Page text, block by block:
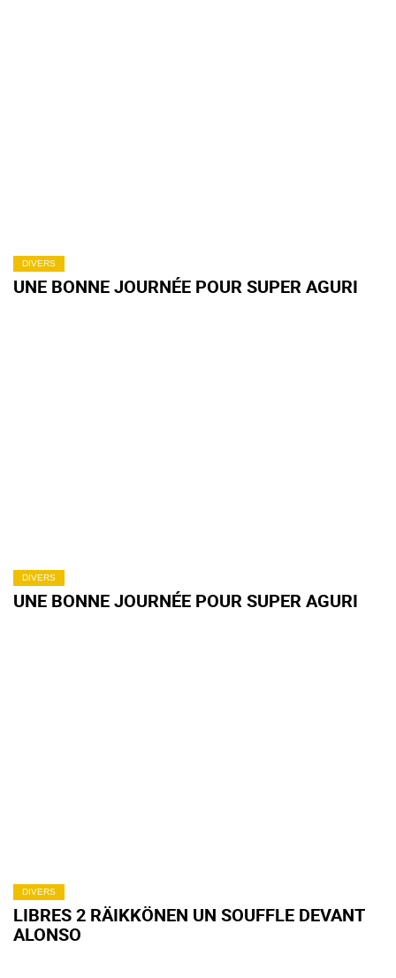
DIVERS
UNE BONNE JOURNÉE POUR SUPER AGURI
DIVERS
UNE BONNE JOURNÉE POUR SUPER AGURI
DIVERS
LIBRES 2 RÄIKKÖNEN UN SOUFFLE DEVANT
ALONSO